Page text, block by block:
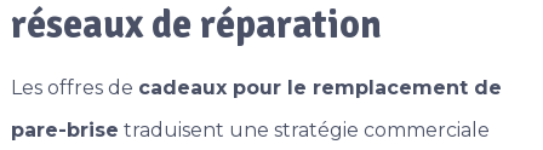
réseaux de réparation
Les offres de cadeaux pour le remplacement de
pare-brise traduisent une stratégie commerciale